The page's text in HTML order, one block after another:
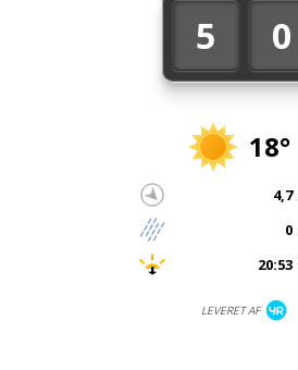
5 0
18°
4,7
0
20:53
LEVERET AF